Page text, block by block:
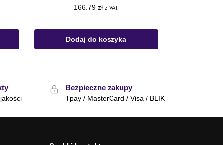
166.79zł z VAT
Dodaj do koszyka
Bezpieczne zakupy
Tpay / MasterCard / Visa / BLIK